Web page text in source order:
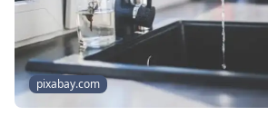
pixabay.com